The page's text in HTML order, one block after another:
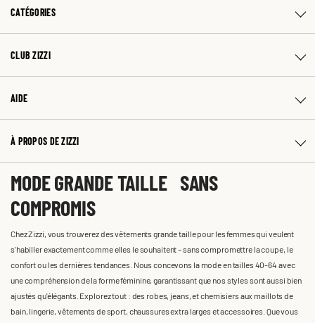
CATÉGORIES
CLUB ZIZZI
AIDE
À PROPOS DE ZIZZI
MODE GRANDE TAILLE SANS
COMPROMIS
Chez Zizzi, vous trouverez des vêtements grande taille pour les femmes qui veulent
s'habiller exactement comme elles le souhaitent – sans compromettre la coupe, le
confort ou les dernières tendances. Nous concevons la mode en tailles 40-64 avec
une compréhension de la forme féminine, garantissant que nos styles sont aussi bien
ajustés qu'élégants. Explorez tout : des robes, jeans, et chemisiers aux maillots de
bain, lingerie, vêtements de sport, chaussures extra larges et accessoires. Que vous